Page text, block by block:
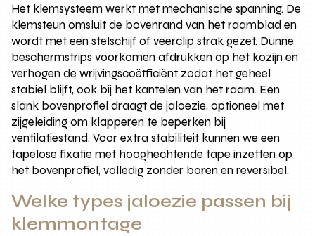
Het klemsysteem werkt met mechanische spanning. De
klemsteun omsluit de bovenrand van het raamblad en
wordt met een stelschijf of veerclip strak gezet. Dunne
beschermstrips voorkomen afdrukken op het kozijn en
verhogen de wrijvingscoëfficiënt zodat het geheel
stabiel blijft, ook bij het kantelen van het raam. Een
slank bovenprofiel draagt de jaloezie, optioneel met
zijgeleiding om klapperen te beperken bij
ventilatiestand. Voor extra stabiliteit kunnen we een
tapelose fixatie met hooghechtende tape inzetten op
het bovenprofiel, volledig zonder boren en reversibel.
Welke types jaloezie passen bij
klemmontage